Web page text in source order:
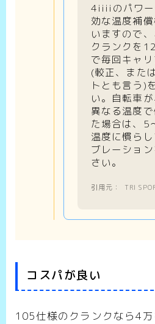
4iiiiのパワー
効な温度補
いますので
クランクを
で毎回キャ
(較正、また
トとも言う)
い。自転車
異なる温度
た場合は、5
温度に慣ら
ブレーショ
さい。
TRI
コスパが良い
105仕様のクランクなら4